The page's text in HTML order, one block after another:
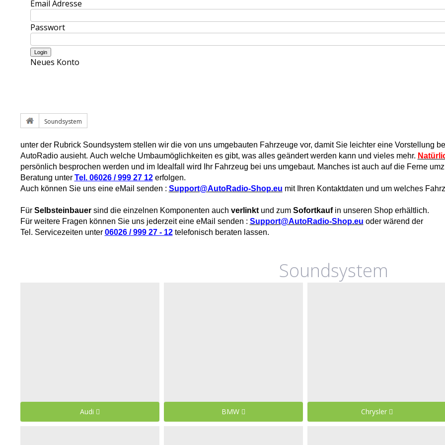
Email Adresse
Passwort
Neues Konto
Soundsystem
unter der Rubrick Soundsystem stellen wir die von uns umgebauten Fahrzeuge vor, damit Sie leichter eine Vorstellung
AutoRadio ausieht. Auch welche Umbaumöglichkeiten es gibt, was alles geändert werden kann und vieles mehr.
persönlich besprochen werden und im Idealfall wird Ihr Fahrzeug bei uns umgebaut. Manches ist auch auf die Ferne
Beratung unter Tel. 06026 / 999 27 12erfolgen.
Auch können Sie uns eine eMail senden : Support@AutoRadio-Shop.eu mit Ihren Kontaktdaten und um welches
Für Selbsteinbauersind die einzelnen Komponenten auch verlinktund zum Sofortkaufin unseren Shop erhältlich.
Für weitere Fragen können Sie uns jederzeit eine eMail senden : Support@AutoRadio-Shop.eu oder wärend der
Tel. Servicezeiten unter 06026 / 999 27 - 12telefonisch beraten lassen.
Soundsystem
Audi BMW Chrysler